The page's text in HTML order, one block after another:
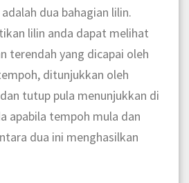
dua bahagian lilin.
lilin anda dapat melihat
terendah yang dicapai oleh
ditunjukkan oleh
tutup pula menunjukkan di
apabila tempoh mula dan
dua ini menghasilkan